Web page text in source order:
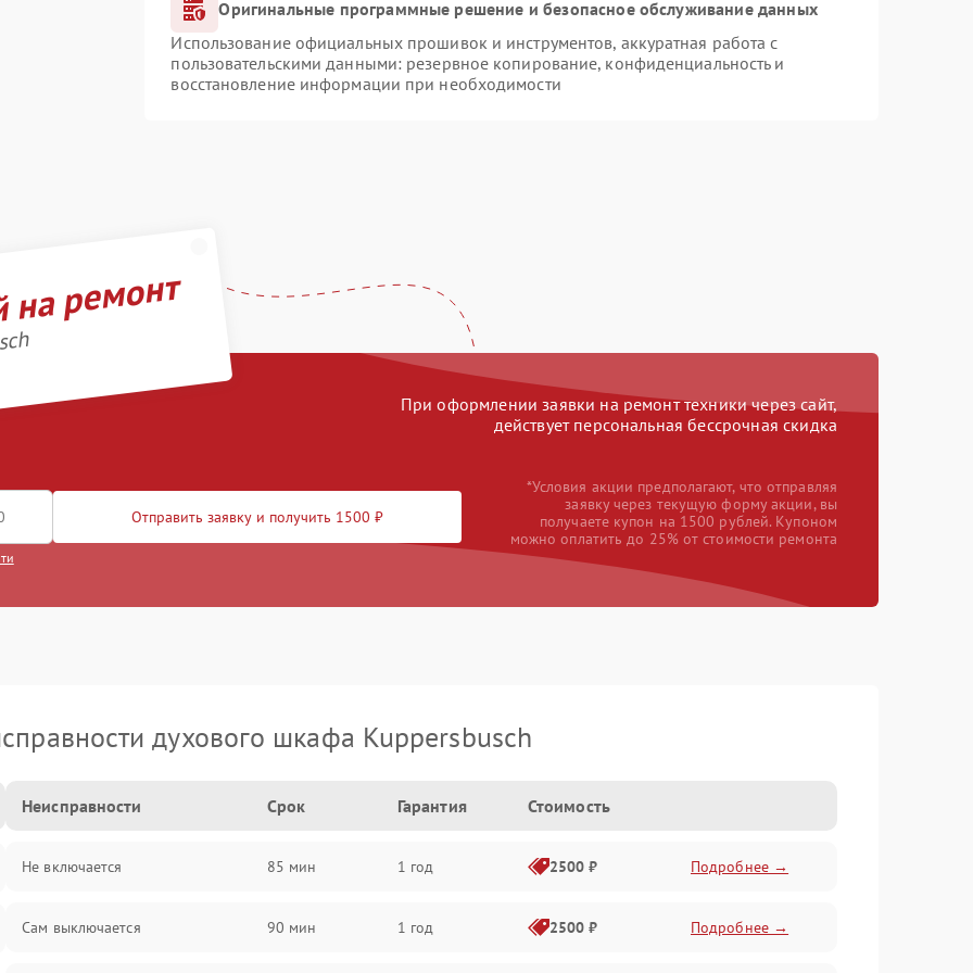
Оригинальные программные решение и безопасное обслуживание данных
Использование официальных прошивок и инструментов, аккуратная работа с
пользовательскими данными: резервное копирование, конфиденциальность и
восстановление информации при необходимости
ремонт
При оформлении заявки на ремонт техники через сайт,
действует персональная бессрочная скидка
Отправить заявку и получить 1500 ₽
*Условия акции предполагают, что отправляя
заявку через текущую форму акции, вы
получаете купон на 1500 рублей. Купоном
можно оплатить до 25% от стоимости ремонта
духового шкафа Kuppersbusch
Неисправности Срок Гарантия Стоимость
Не включается 85 мин 1 год 2500 ₽ Подробнее →
Сам выключается 90 мин 1 год 2500 ₽ Подробнее →